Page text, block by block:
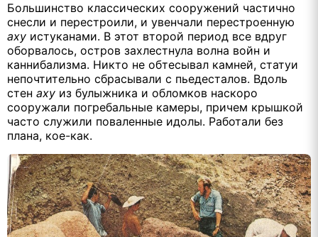
Большинство классических сооружений частично
снесли и перестроили, и увенчали перестроенную
аху истуканами. В этот второй период все вдруг
оборвалось, остров захлестнула волна войн и
каннибализма. Никто не обтесывал камней, статуи
непочтительно сбрасывали с пьедесталов. Вдоль
стен аху из булыжника и обломков наскоро
сооружали погребальные камеры, причем крышкой
часто служили поваленные идолы. Работали без
плана, кое-как.